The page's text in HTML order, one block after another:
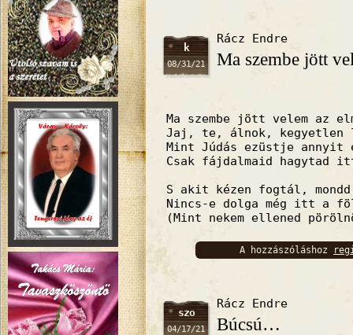
k
08/31/21
Rácz Endre
Ma szembe jött
Ma szembe jött velem az
Jaj, te, álnok, kegyetlen
Mint Júdás ezüstje annyit
Csak fájdalmaid hagytad
S akit kézen fogtál,
Nincs-e dolga még itt a
(Mint nekem ellened
A hozzászóláshoz
szo
04/17/21
Rácz Endre
Búcsú…